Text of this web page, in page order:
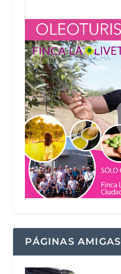
PÁGINAS AMIGAS